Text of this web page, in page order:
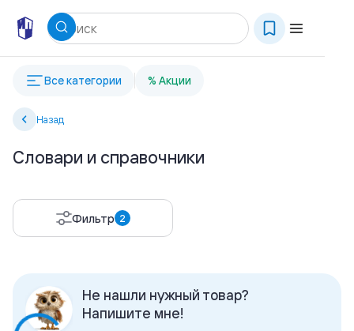
Все категории % Акции
Назад
Словари и справочники
Фильтр 2
Не нашли нужный товар?
Напишите мне!